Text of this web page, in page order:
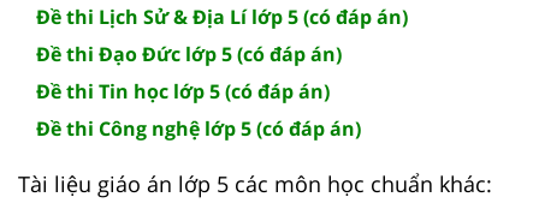
Đề thi Lịch Sử & Địa Lí lớp 5 (có đáp án)
Đề thi Đạo Đức lớp 5 (có đáp án)
Đề thi Tin học lớp 5 (có đáp án)
Đề thi Công nghệ lớp 5 (có đáp án)
Tài liệu giáo án lớp 5 các môn học chuẩn khác: